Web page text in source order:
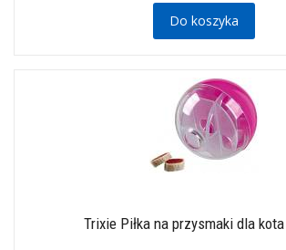
Do koszyka
Trixie Piłka na przysmaki dla